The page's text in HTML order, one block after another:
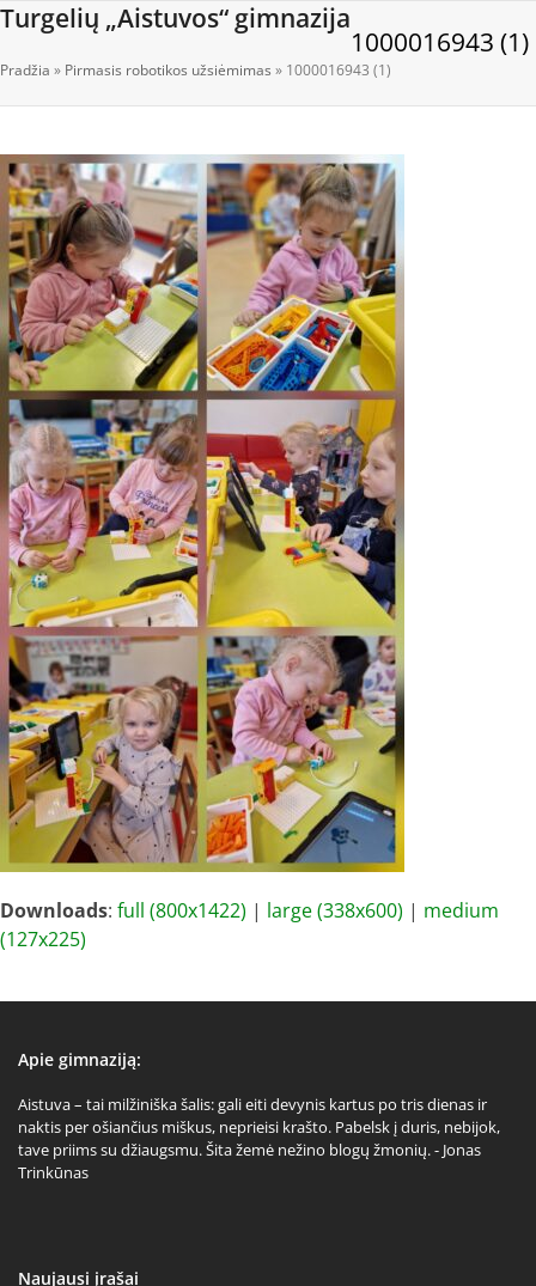
Skip
content
Turgelių „Aistuvos“ gimnazija
Open
mobile
Close
mobile
1000016943 (1)
Pradžia » Pirmasis robotikos užsiėmimas » 1000016943 (1)
Downloads: full (800x1422) | large (338x600) | medium
(127x225)
Apie gimnaziją:
Aistuva – tai milžiniška šalis: gali eiti devynis kartus po tris dienas ir
naktis per ošiančius miškus, neprieisi krašto. Pabelsk į duris, nebijok,
tave priims su džiaugsmu. Šita žemė nežino blogų žmonių. - Jonas
Trinkūnas
Naujausi įrašai